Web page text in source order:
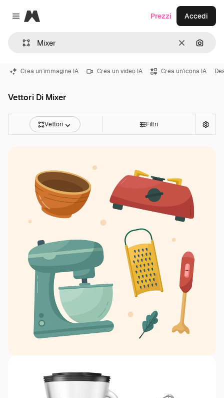
Close menu
Magnific
CancellaCerca
Prezzi Accedi
Crea un'immagine IA Crea un video IA Crea un'icona IA
Vettori Di Mixer
Vettori Filtri